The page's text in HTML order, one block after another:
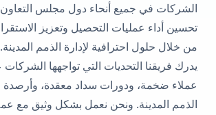
الشركات في جميع أنحاء دول مجلس
تحسين أداء عمليات التحصيل وتعزيز
من خلال حلول احترافية لإدارة الذمم المدينة.
يدرك فريقنا التحديات التي تواجهها
عملاء ضخمة، ودورات سداد معقدة، وأرصدة
الذمم المدينة. ونحن نعمل بشكل وثيق مع